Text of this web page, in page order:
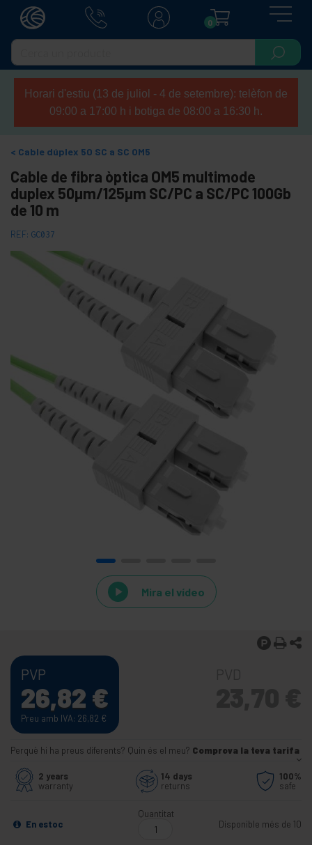
0
Horari d'estiu (13 de juliol - 4 de setembre): telèfon de
09:00 a 17:00 h i botiga de 08:00 a 16:30 h.
Cable dúplex 50 SC a SC OM5
Cable de fibra òptica OM5 multimode
duplex 50µm/125µm SC/PC a SC/PC 100Gb
de 10 m
REF: GC037
Mira el vídeo
PVP
26,82 €
Preu amb IVA: 26,82 €
Perquè hi ha preus diferents? Quin és el meu? Comprova la teva tarifa
2 years
warranty
14 days
returns
100%
safe
En estoc
Quantitat
Disponible més de 10